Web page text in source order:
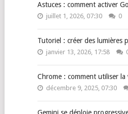
Astuces : comment activer
juillet 1, 2026, 07:30 0
Tutoriel : créer des lumières
janvier 13, 2026, 17:58
Chrome : comment utiliser
décembre 9, 2025, 07:30